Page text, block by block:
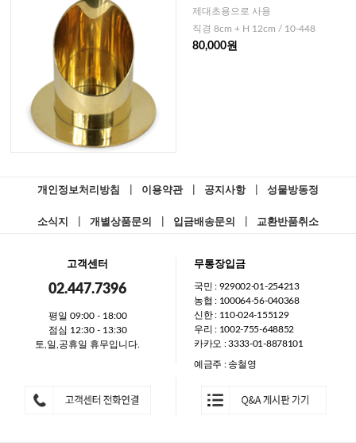
대, 골드
제대초용으로 사용
직경 8cm + H 12cm / 10-448
80,000원
개인정보처리방침 이용약관 공지사항 성물방동정
소식지 개별상품문의 입금배송문의 교환반품취소
고객센터
02.447.7396
평일 09:00 - 18:00
점심 12:30 - 13:30
토,일,공휴일 휴무입니다.
무통장입금
국민 : 929002-01-254213
농협 : 100064-56-040368
신한 : 110-024-155129
우리 : 1002-755-648852
카카오 : 3333-01-8878101
예금주 : 송철영